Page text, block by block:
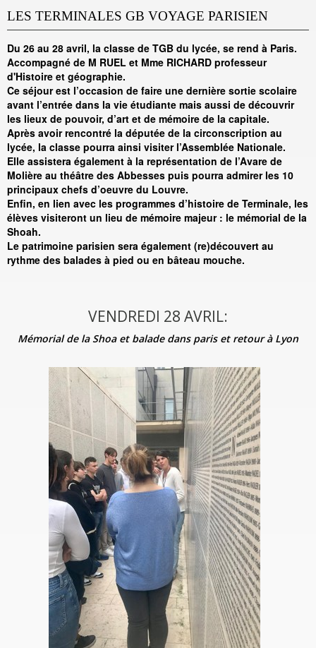
LES TERMINALES GB VOYAGE PARISIEN
Du 26 au 28 avril, la classe de TGB du lycée, se rend à Paris.
Accompagné de M RUEL et Mme RICHARD professeur
d'Histoire et géographie.
Ce séjour est l’occasion de faire une dernière sortie scolaire
avant l’entrée dans la vie étudiante mais aussi de découvrir
les lieux de pouvoir, d’art et de mémoire de la capitale.
Après avoir rencontré la députée de la circonscription au
lycée, la classe pourra ainsi visiter l’Assemblée Nationale.
Elle assistera également à la représentation de l’Avare de
Molière au théâtre des Abbesses puis pourra admirer les 10
principaux chefs d’oeuvre du Louvre.
Enfin, en lien avec les programmes d’histoire de Terminale, les
élèves visiteront un lieu de mémoire majeur : le mémorial de la
Shoah.
Le patrimoine parisien sera également (re)découvert au
rythme des balades à pied ou en bâteau mouche.
VENDREDI 28 AVRIL:
Mémorial de la Shoa et balade dans paris et retour à Lyon